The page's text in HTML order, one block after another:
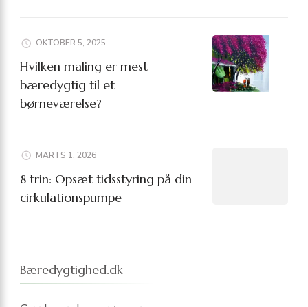
OKTOBER 5, 2025
Hvilken maling er mest
bæredygtig til et
børneværelse?
MARTS 1, 2026
8 trin: Opsæt tidsstyring på din
cirkulationspumpe
Bæredygtighed.dk